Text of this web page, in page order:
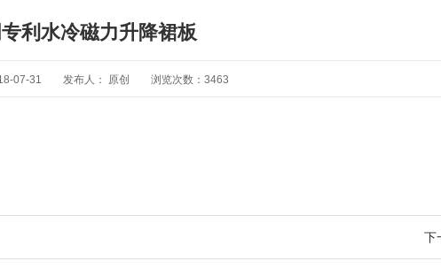
利水冷磁力升降裙板
07-31 发布人： 原创 浏览次数：3463
下